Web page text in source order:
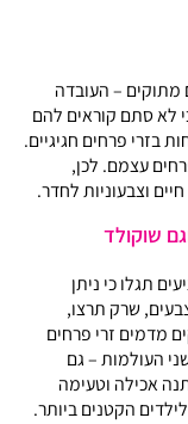
מתוקים – העובדה
לא סתם קוראים להם
בזרי פרחים חגיגיים.
עצמם. לכן,
וצבעוניות לחדר.
שוקולד
תגלו כי ניתן
שרק תרצו,
מדמים זרי פרחים
העולמות – גם
אכילה וטעימה
הקטנים ביותר.